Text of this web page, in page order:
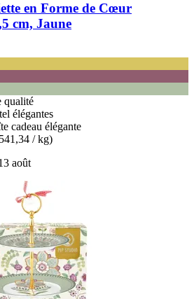
en Forme de Cœur
cm, Jaune
qualité
élégantes
cadeau élégante
/ kg)
août